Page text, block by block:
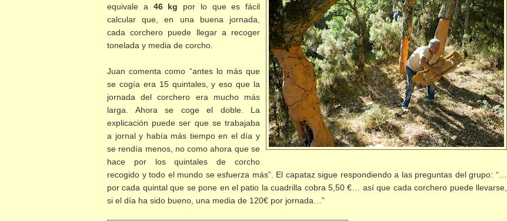
equivale a 46 kg por lo que es fácil
calcular que, en una buena jornada,
cada corchero puede llegar a recoger
tonelada y media de corcho.
Juan comenta como “antes lo más que
se cogía era 15 quintales, y eso que la
jornada del corchero era mucho más
larga. Ahora se coge el doble. La
explicación puede ser que se trabajaba
a jornal y había más tiempo en el día y
se rendía menos, no como ahora que se
hace por los quintales de corcho
recogido y todo el mundo se esfuerza más”. El capataz sigue respondiendo a las preguntas del grupo: “…
por cada quintal que se pone en el patio la cuadrilla cobra 5,50 €… así que cada corchero puede llevarse,
si el día ha sido bueno, una media de 120€ por jornada…”